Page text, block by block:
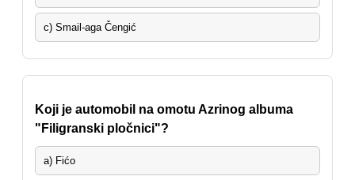
c) Smail-aga Čengić
Koji je automobil na omotu Azrinog albuma
"Filigranski pločnici"?
a) Fićo